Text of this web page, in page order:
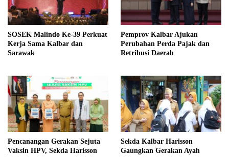
SOSEK Malindo Ke-39 Perkuat
Kerja Sama Kalbar dan
Sarawak
Pemprov Kalbar Ajukan
Perubahan Perda Pajak dan
Retribusi Daerah
Pencanangan Gerakan Sejuta
Vaksin HPV, Sekda Harisson
Sekda Kalbar Harisson
Gaungkan Gerakan Ayah